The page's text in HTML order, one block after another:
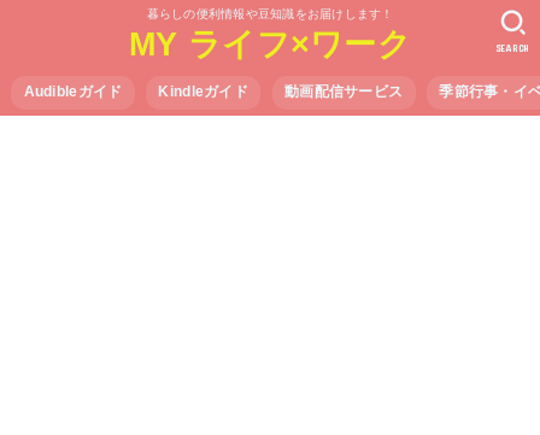
暮らしの便利情報や豆知識をお届けします！
MY ライフ×ワーク
Audibleガイド Kindleガイド 動画配信サービス 季節行事・イ
SEARCH